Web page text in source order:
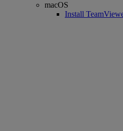
macOS
Install